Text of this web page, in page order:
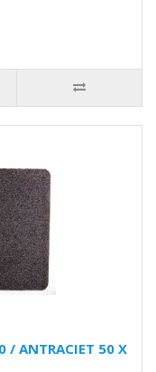
/ ANTRACIET 50 X